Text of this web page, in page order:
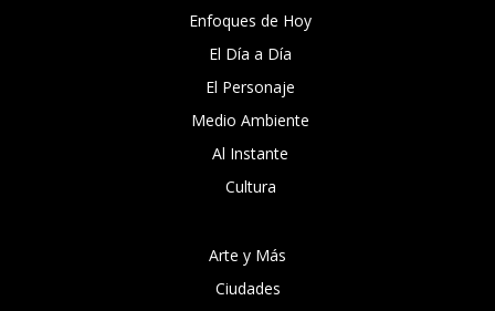
Enfoques de Hoy
El Día a Día
El Personaje
Medio Ambiente
Al Instante
Cultura
Arte y Más
Ciudades